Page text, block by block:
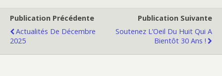
Publication Précédente
Actualités De Décembre
2025
Publication Suivante
Soutenez L’Oeil Du Huit Qui A
Bientôt 30 Ans !